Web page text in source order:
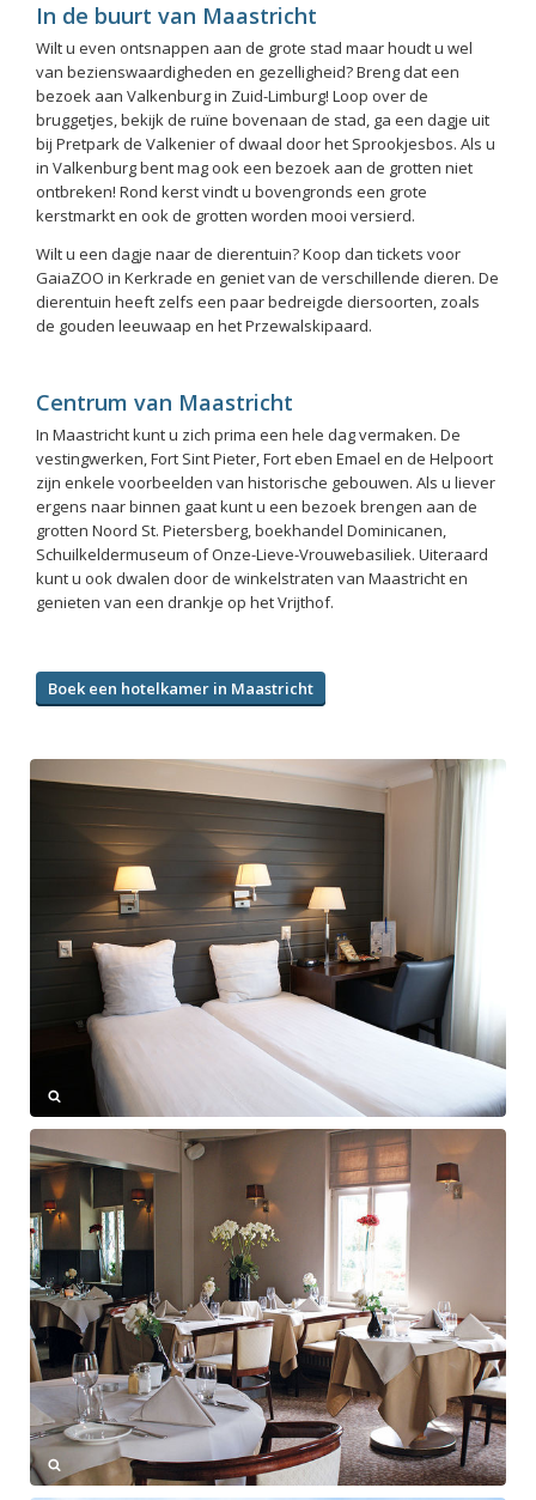
In de buurt van Maastricht
Wilt u even ontsnappen aan de grote stad maar houdt u wel
van bezienswaardigheden en gezelligheid? Breng dat een
bezoek aan Valkenburg in Zuid-Limburg! Loop over de
bruggetjes, bekijk de ruïne bovenaan de stad, ga een dagje uit
bij Pretpark de Valkenier of dwaal door het Sprookjesbos. Als u
in Valkenburg bent mag ook een bezoek aan de grotten niet
ontbreken! Rond kerst vindt u bovengronds een grote
kerstmarkt en ook de grotten worden mooi versierd.
Wilt u een dagje naar de dierentuin? Koop dan tickets voor
GaiaZOO in Kerkrade en geniet van de verschillende dieren. De
dierentuin heeft zelfs een paar bedreigde diersoorten, zoals
de gouden leeuwaap en het Przewalskipaard.
Centrum van Maastricht
In Maastricht kunt u zich prima een hele dag vermaken. De
vestingwerken, Fort Sint Pieter, Fort eben Emael en de Helpoort
zijn enkele voorbeelden van historische gebouwen. Als u liever
ergens naar binnen gaat kunt u een bezoek brengen aan de
grotten Noord St. Pietersberg, boekhandel Dominicanen,
Schuilkeldermuseum of Onze-Lieve-Vrouwebasiliek. Uiteraard
kunt u ook dwalen door de winkelstraten van Maastricht en
genieten van een drankje op het Vrijthof.
Boek een hotelkamer in Maastricht